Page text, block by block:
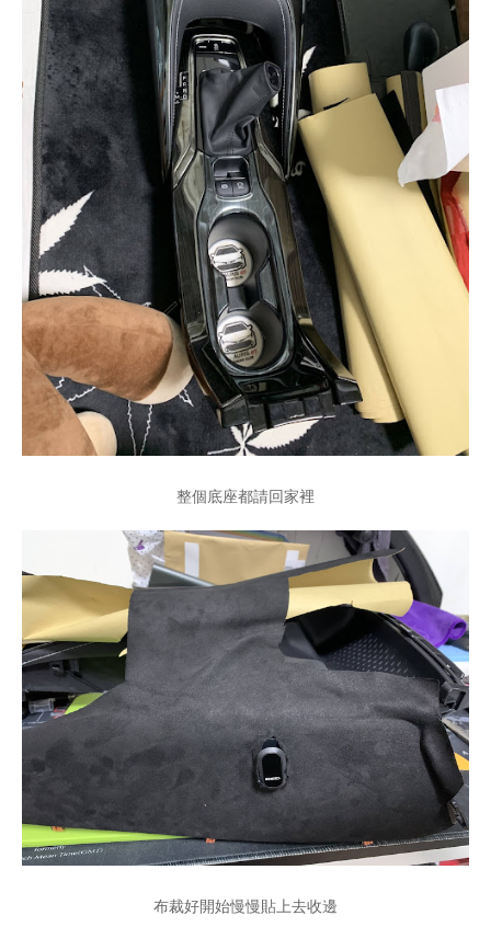
整個底座都請回家裡
布裁好開始慢慢貼上去收邊